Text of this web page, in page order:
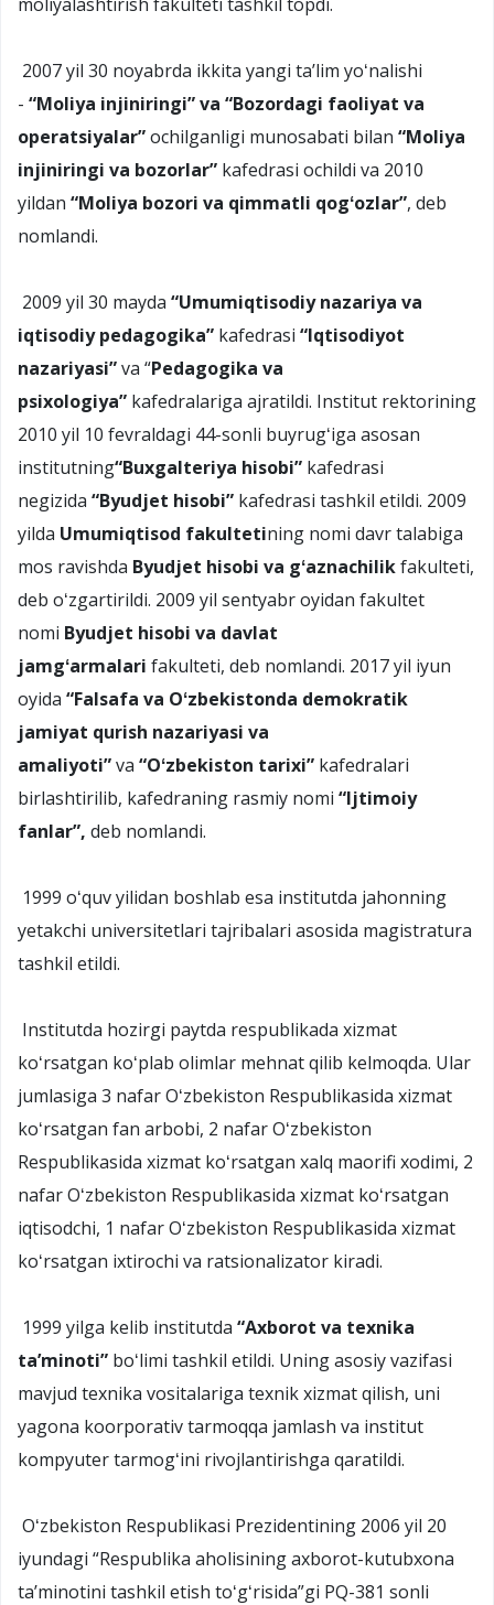
2007 yil 30 noyabrda ikkita yangi taʼlim yoʻnalishi
- “Moliya injiniringi” va “Bozordagi faoliyat va
operatsiyalar”ochilganligi munosabati bilan “Moliya
injiniringi va bozorlar” kafedrasi ochildi va 2010
yildan “Moliya bozori va qimmatli qogʻozlar”, deb
nomlandi.
2009 yil 30 mayda “Umumiqtisodiynazariya va
iqtisodiy pedagogika” kafedrasi “Iqtisodiyot
nazariyasi”va “Pedagogika va
psixologiya” kafedralariga ajratildi. Institut rektorining
2010 yil 10 fevraldagi 44-sonli buyrugʻiga asosan
institutning“Buxgalteriya hisobi” kafedrasi
negizida “Byudjet hisobi” kafedrasi tashkil etildi. 2009
yilda Umumiqtisod fakultetining nomi davr talabiga
mos ravishda Byudjet hisobi va gʻaznachilikfakulteti,
deb oʻzgartirildi. 2009 yil sentyabr oyidan fakultet
nomi Byudjet hisobi va davlat
jamgʻarmalari fakulteti, deb nomlandi. 2017 yil iyun
oyida “Falsafa va Oʻzbekistonda demokratik
jamiyat qurish nazariyasi va
amaliyoti”va “Oʻzbekiston tarixi” kafedralari
birlashtirilib, kafedraning rasmiy nomi “Ijtimoiy
fanlar”, deb nomlandi.
1999 oʻquv yilidan boshlab esa institutda jahonning
yetakchi universitetlari tajribalari asosida magistratura
tashkil etildi.
Institutda hozirgi paytda respublikada xizmat
koʻrsatgan koʻplab olimlar mehnat qilib kelmoqda. Ular
jumlasiga 3 nafar Oʻzbekiston Respublikasida xizmat
koʻrsatgan fan arbobi, 2 nafar Oʻzbekiston
Respublikasida xizmat koʻrsatgan xalq maorifi xodimi, 2
nafar Oʻzbekiston Respublikasida xizmat koʻrsatgan
iqtisodchi, 1 nafar Oʻzbekiston Respublikasida xizmat
koʻrsatgan ixtirochi va ratsionalizator kiradi.
1999 yilga kelib institutda “Axborot va texnika
taʼminoti” boʻlimi tashkil etildi. Uning asosiy vazifasi
mavjud texnika vositalariga texnik xizmat qilish, uni
yagona koorporativ tarmoqqa jamlash va institut
kompyuter tarmogʻini rivojlantirishga qaratildi.
Oʻzbekiston Respublikasi Prezidentining 2006 yil 20
iyundagi “Respublika aholisining axborot-kutubxona
taʼminotini tashkil etish toʻgʻrisida”gi PQ-381 sonli